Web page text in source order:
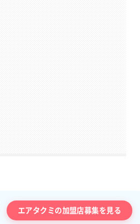
エアタクミの加盟店募集を見る